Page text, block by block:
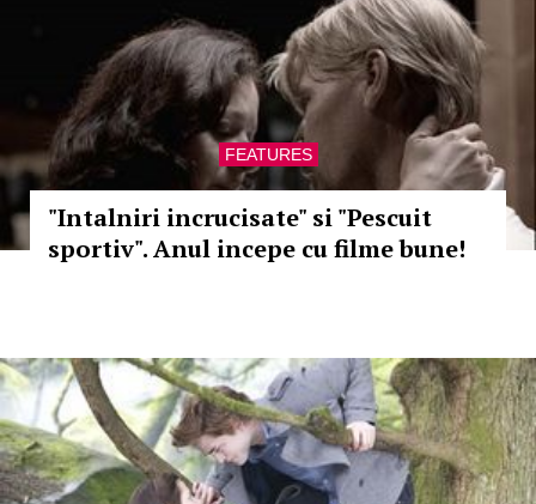
FEATURES
"Intalniri incrucisate" si "Pescuit
sportiv". Anul incepe cu filme bune!